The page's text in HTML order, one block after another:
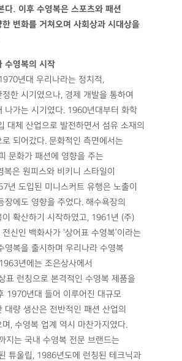
다. 이후 수영복은 스포츠와 패션
변화를 거쳐오며 사회상과 시대상을
수영복의 시작
년대 우리나라는 정치적,
한 시기였으나, 경제 개발을 통하여
나가는 시기였다. 1960년대부터 화학
대체 산업으로 발전하면서 섬유 소재의
되어갔다. 문화적인 측면에서는
문화가 패션에 영향을 주는
복은 원피스와 비키니 스타일이
년 도입된 미니스커트 유행은 노출이
장에도 영향을 주었다. 해수욕장의
이 확산하기 시작하였고, 1961년 (주)
신인 백화사가 ‘상어표 수영복’이라는
영복을 출시하며 우리나라 수영복
년에는 조은상사에서
표 런칭으로 본격적인 수영복 제품을
1970년대 들어 이루어진 대규모
대량 생산은 전반적인 패션 산업의
, 수영복 업계 역시 마찬가지였다.
지는 국내 수영복 전문 브랜드는
튜울립, 1986년도에 런칭된 테크닉과